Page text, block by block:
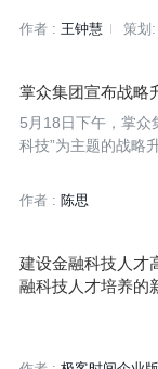
作者 : 王钟慧 策划:
掌众集团宣布战略
5月18日下午，掌众
科技”为主题的战略
重塑。伴随着六大
为契机，提升场景
展。
作者 : 陈思
建设金融科技人才
融科技人才培养的